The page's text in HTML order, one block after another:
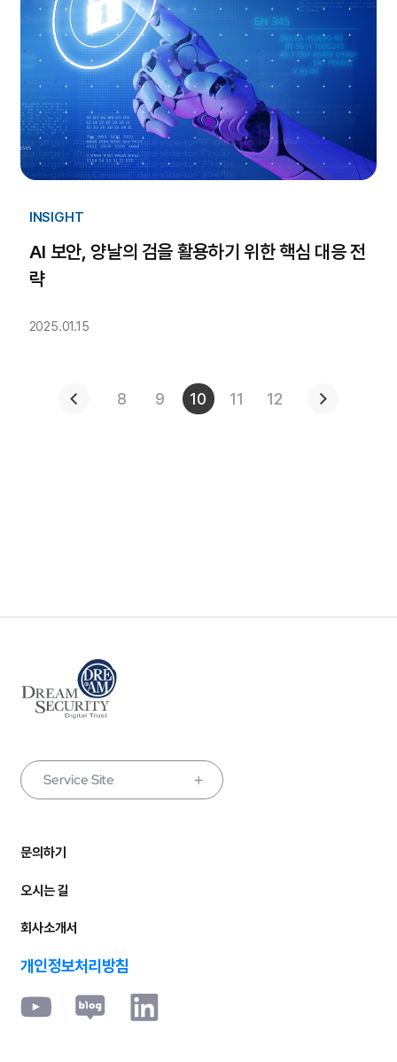
INSIGHT
AI 보안, 양날의 검을 활용하기 위한 핵심 대응 전
략
2025.01.15
8 9 10 11 12
문의하기
오시는 길
회사소개서
개인정보처리방침
Service Site